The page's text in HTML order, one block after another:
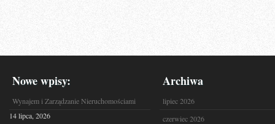
Nowe wpisy:
Wynajem i Zarządzanie Nieruchomościami
14 lipca, 2026
Archiwa
lipiec 2026
czerwiec 2026